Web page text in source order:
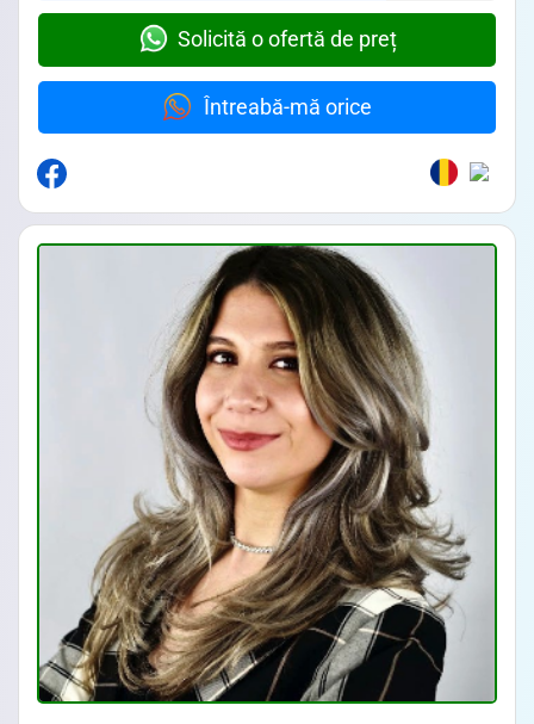
Solicită o ofertă de preț
Întreabă-mă orice